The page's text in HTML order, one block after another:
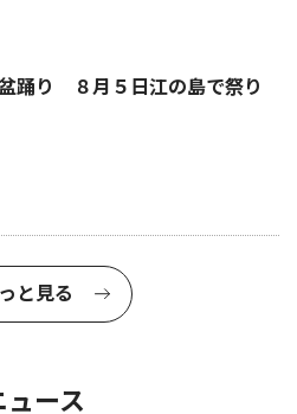
踊り ８月５日江の島で祭り
と見る
ース